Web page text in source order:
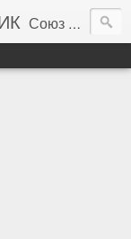
Союз правозащитников СССР. Правовая помощь гражданам Советского Союза